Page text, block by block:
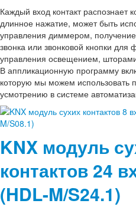
Каждый вход контакт распознает
длинное нажатие, может быть
управления диммером,
звонка или звонковой кнопки для
управления освещением,
В аппликационную программу
которую мы можем использовать
усмотрению в системе
KNX модуль
контактов 24
(HDL-M/S24.1)